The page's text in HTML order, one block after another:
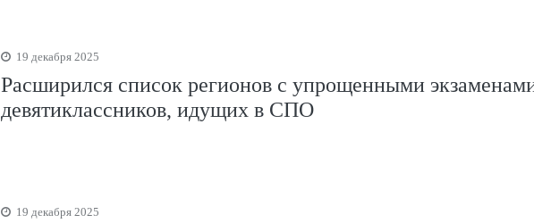
19 декабря 2025
Расширился список регионов с упрощенными
девятиклассников, идущих в СПО
19 декабря 2025